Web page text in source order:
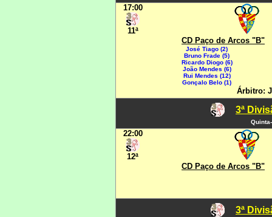
17:00
11ª
CD Paço de Arcos "B"
José Tiago (2)
Bruno Frade (5)
Ricardo Diogo (6)
João Mendes (6)
Rui Mendes (12)
Gonçalo Belo (1)
Árbitro:
3ª
22:00
12ª
CD Paço de Arcos "B"
3ª